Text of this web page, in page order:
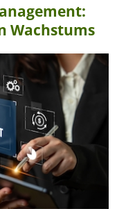
Wachstums